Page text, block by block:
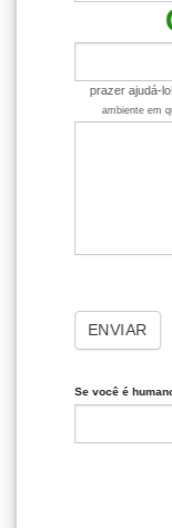
Ficou com
mais
prazer ajudá-lo!
ambiente em
ENVIAR
Se você é